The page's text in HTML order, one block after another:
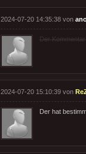
2024-07-20 14:35:38 von
Der
2024-07-20 15:10:39 von
Der hat